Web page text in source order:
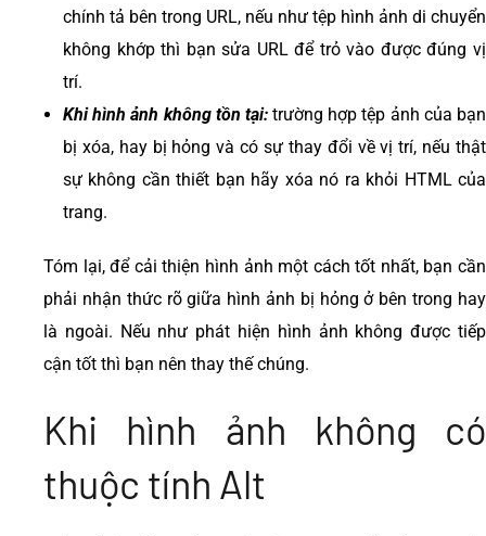
chính tả bên trong URL, nếu như tệp hình ảnh di chuyển
không khớp thì bạn sửa URL để trỏ vào được đúng vị
trí.
Khi hình ảnh không tồn tại:trường hợp tệp ảnh của bạn
bị xóa, hay bị hỏng và có sự thay đổi về vị trí, nếu thật
sự không cần thiết bạn hãy xóa nó ra khỏi HTML của
trang.
Tóm lại, để cải thiện hình ảnh một cách tốt nhất, bạn cần
phải nhận thức rõ giữa hình ảnh bị hỏng ở bên trong hay
là ngoài. Nếu như phát hiện hình ảnh không được tiếp
cận tốt thì bạn nên thay thế chúng.
Khi hình ảnh không có
thuộc tính Alt